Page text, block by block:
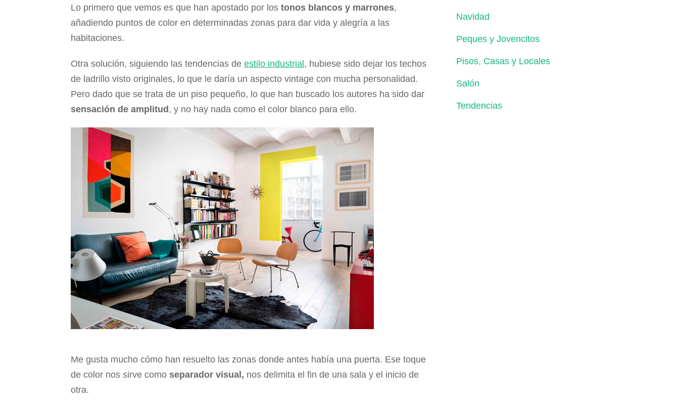
Lo primero que vemos es que han apostado por los tonos blancos y marrones,
añadiendo puntos de color en determinadas zonas para dar vida y alegría a las
habitaciones.
Otra solución, siguiendo las tendencias de estilo industrial , hubiese sido dejar los techos
de ladrillo visto originales, lo que le daría un aspecto vintage con mucha personalidad.
Pero dado que se trata de un piso pequeño, lo que han buscado los autores ha sido dar
sensación de amplitud , y no hay nada como el color blanco para ello.
Me gusta mucho cómo han resuelto las zonas donde antes había una puerta. Ese toque
de color nos sirve como separador visual, nos delimita el fin de una sala y el inicio de
otra.
Navidad
Peques y Jovencitos
Pisos, Casas y Locales
Salón
Tendencias